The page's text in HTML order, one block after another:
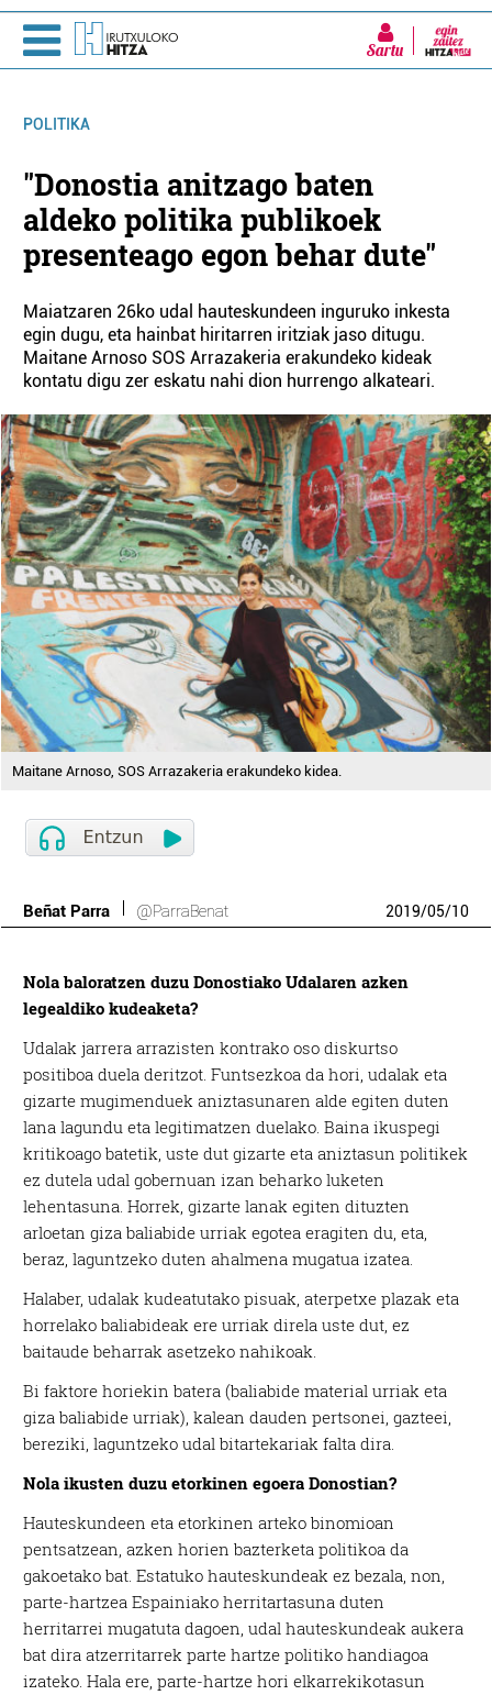
Sartu
POLITIKA
"Donostia anitzago baten
aldeko politika publikoek
presenteago egon behar dute"
Maiatzaren 26ko udal hauteskundeen inguruko inkesta
egin dugu, eta hainbat hiritarren iritziak jaso ditugu.
Maitane Arnoso SOS Arrazakeria erakundeko kideak
kontatu digu zer eskatu nahi dion hurrengo alkateari.
Maitane Arnoso, SOS Arrazakeria erakundeko kidea.
Beñat Parra @ParraBenat 2019/05/10
Nola baloratzen duzu Donostiako Udalaren azken
legealdiko kudeaketa?
Udalak jarrera arrazisten kontrako oso diskurtso
positiboa duela deritzot. Funtsezkoa da hori, udalak eta
gizarte mugimenduek aniztasunaren alde egiten duten
lana lagundu eta legitimatzen duelako. Baina ikuspegi
kritikoago batetik, uste dut gizarte eta aniztasun politikek
ez dutela udal gobernuan izan beharko luketen
lehentasuna. Horrek, gizarte lanak egiten dituzten
arloetan giza baliabide urriak egotea eragiten du, eta,
beraz, laguntzeko duten ahalmena mugatua izatea.
Halaber, udalak kudeatutako pisuak, aterpetxe plazak eta
horrelako baliabideak ere urriak direla uste dut, ez
baitaude beharrak asetzeko nahikoak.
Bi faktore horiekin batera (baliabide material urriak eta
giza baliabide urriak), kalean dauden pertsonei, gazteei,
bereziki, laguntzeko udal bitartekariak falta dira.
Nola ikusten duzu etorkinen egoera Donostian?
Hauteskundeen eta etorkinen arteko binomioan
pentsatzean, azken horien bazterketa politikoa da
gakoetako bat. Estatuko hauteskundeak ez bezala, non,
parte-hartzea Espainiako herritartasuna duten
herritarrei mugatuta dagoen, udal hauteskundeak aukera
bat dira atzerritarrek parte hartze politiko handiagoa
izateko. Hala ere, parte-hartze hori elkarrekikotasun